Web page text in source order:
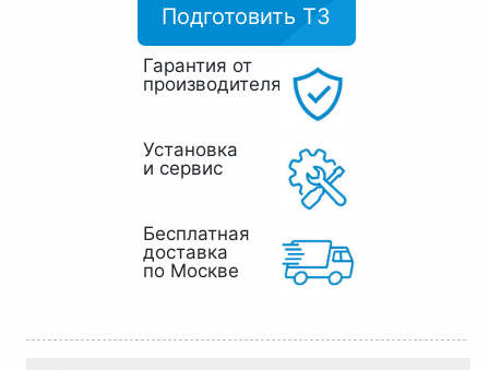
Подготовить ТЗ
Гарантия от
производителя
Установка
и сервис
Бесплатная
доставка
по Москве